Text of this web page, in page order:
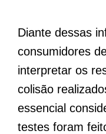
Diante dessas
consumidores
interpretar os
colisão
essencial
testes foram